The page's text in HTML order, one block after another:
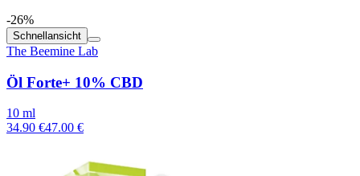
-26%
Schnellansicht
The Beemine Lab
Öl Forte+ 10% CBD
10 ml
34.90 €47.00 €